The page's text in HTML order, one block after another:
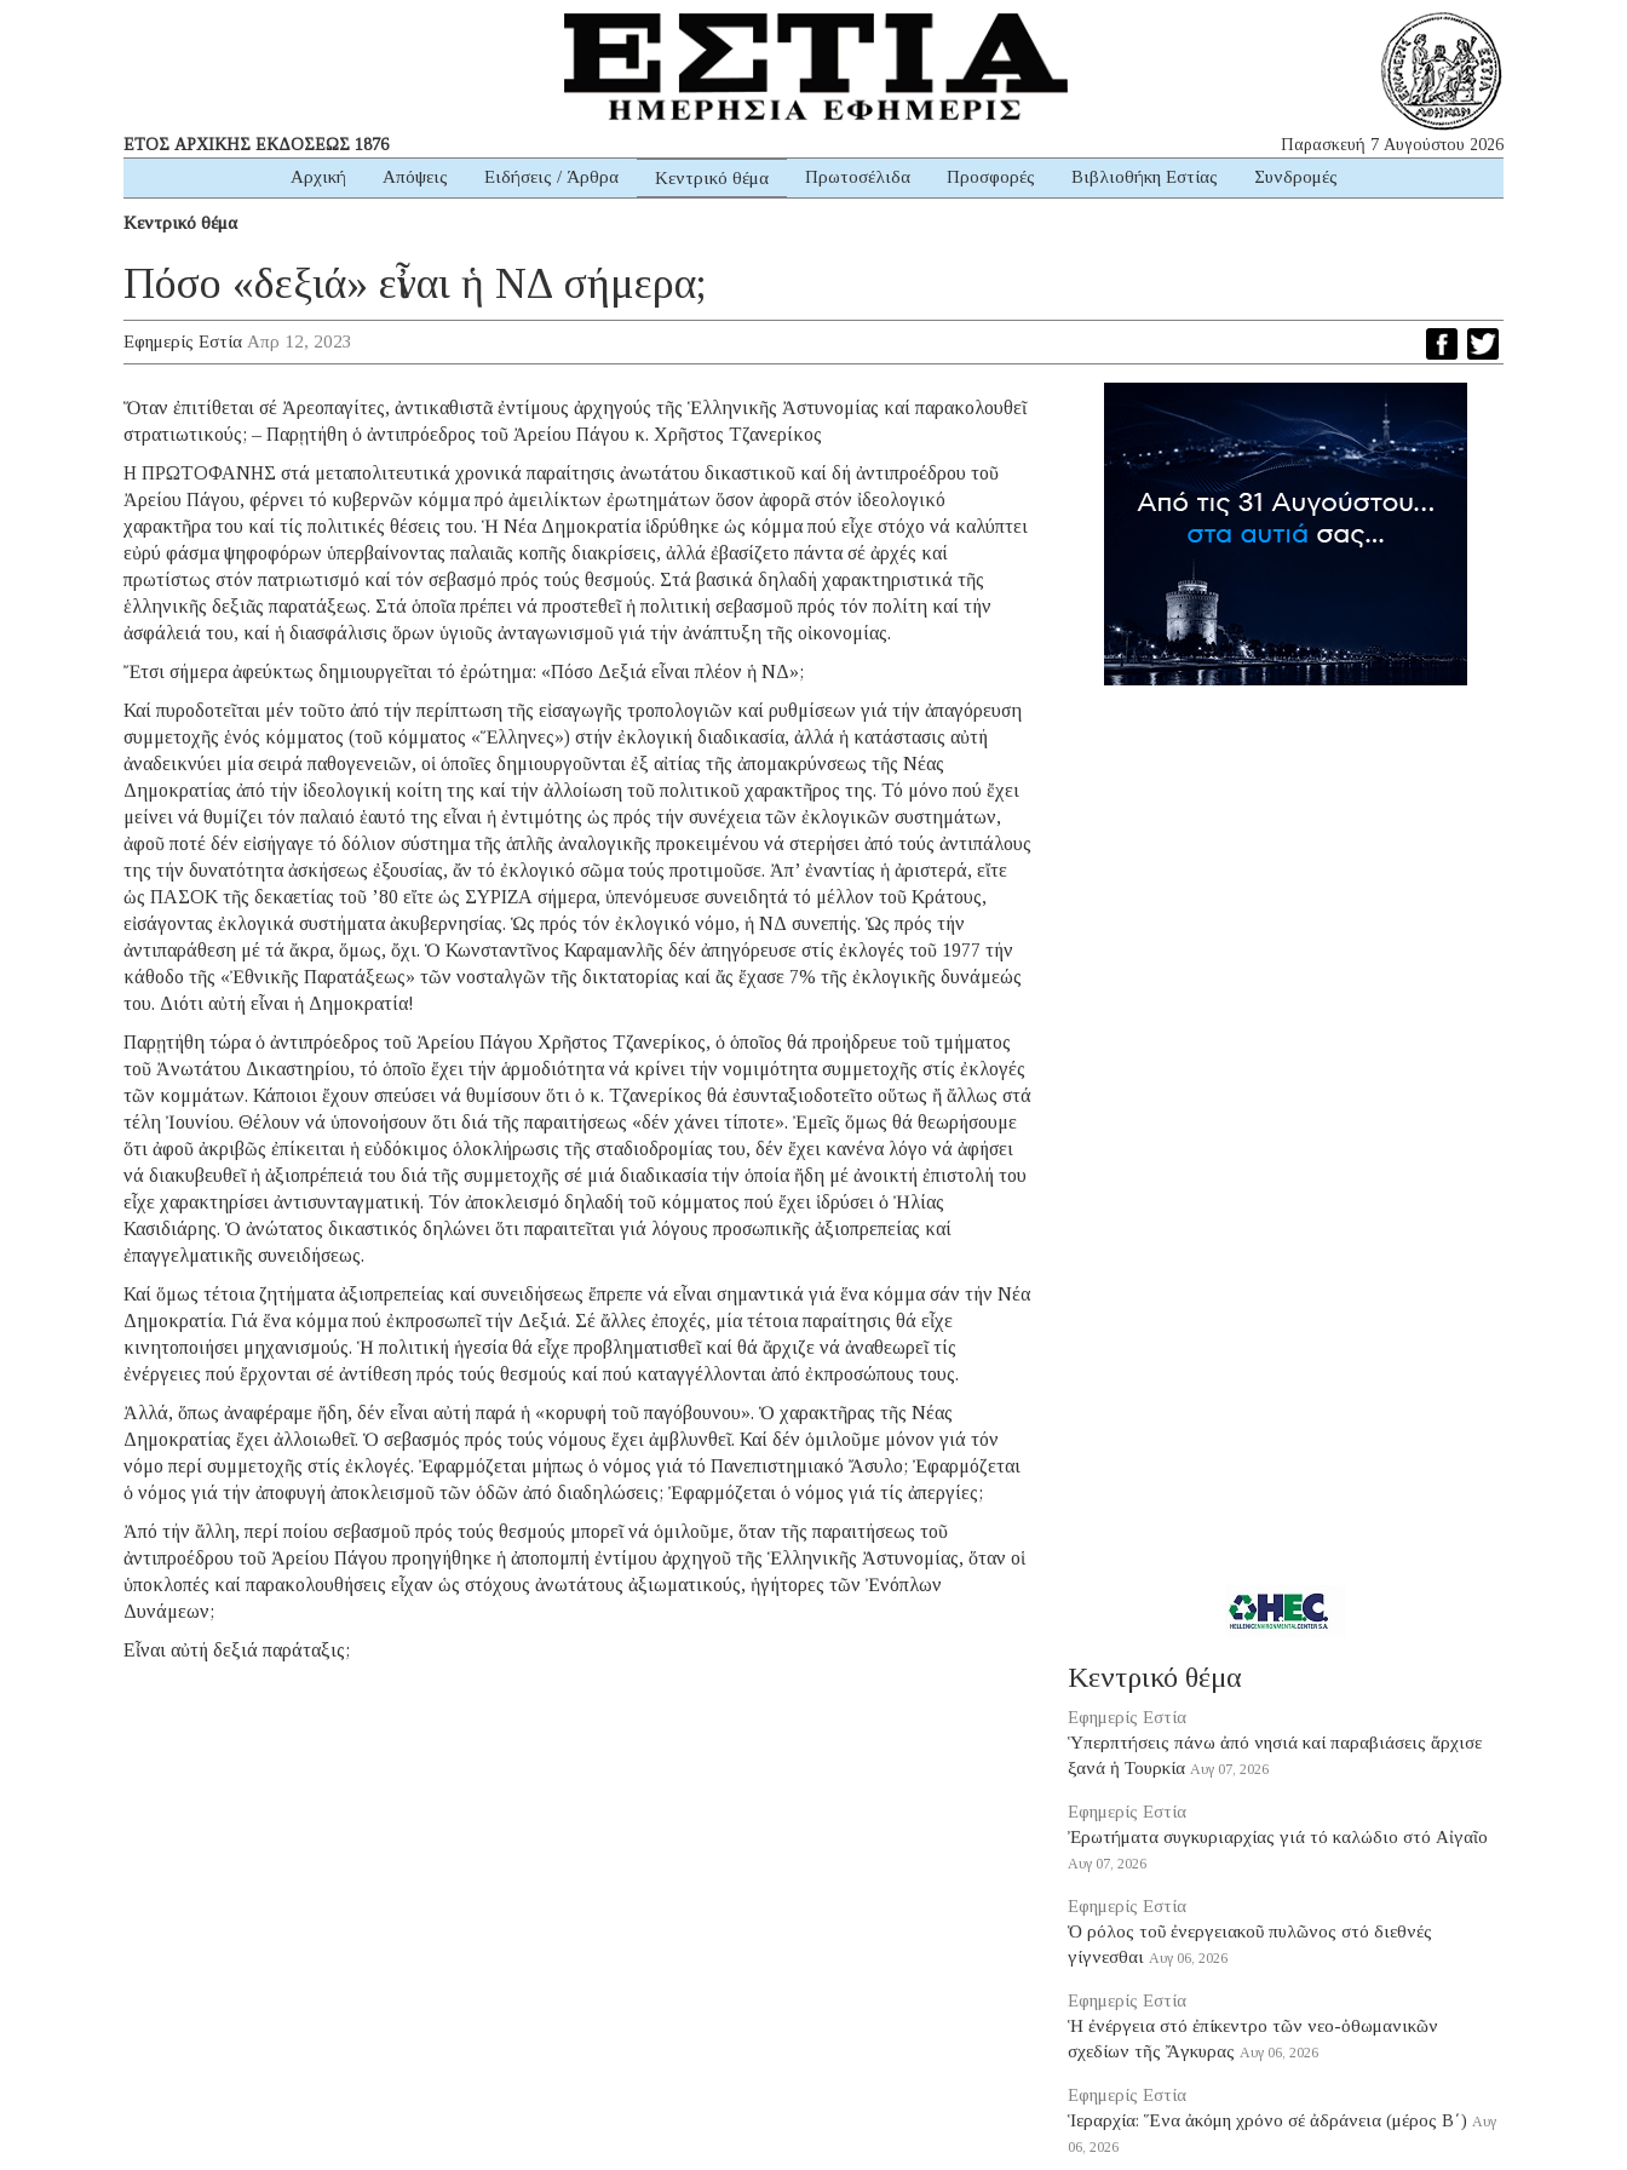
ΕΤΟΣ ΑΡΧΙΚΗΣ ΕΚΔΟΣΕΩΣ 1876 Παρασκευή 7 Αυγούστου 2026
Αρχική Απόψεις Ειδήσεις / Άρθρα Κεντρικό θέμα Πρωτοσέλιδα Προσφορές Βιβλιοθήκη Εστίας Συνδρομές
Κεντρικό θέμα
Πόσο «δεξιά» εἶναι ἡ ΝΔ σήμερα;
Εφημερίς Εστία Απρ 12, 2023
Ὅταν ἐπιτίθεται σέ Ἀρεοπαγίτες, ἀντικαθιστᾶ ἐντίμους ἀρχηγούς τῆς Ἑλληνικῆς Ἀστυνομίας καί παρακολουθεῖ
στρατιωτικούς; – Παρῃτήθη ὁ ἀντιπρόεδρος τοῦ Ἀρείου Πάγου κ. Χρῆστος Τζανερίκος
Η ΠΡΩΤΟΦΑΝΗΣ στά μεταπολιτευτικά χρονικά παραίτησις ἀνωτάτου δικαστικοῦ καί δή ἀντιπροέδρου τοῦ
Ἀρείου Πάγου, φέρνει τό κυβερνῶν κόμμα πρό ἀμειλίκτων ἐρωτημάτων ὅσον ἀφορᾶ στόν ἰδεολογικό
χαρακτῆρα του καί τίς πολιτικές θέσεις του. Ἡ Νέα Δημοκρατία ἱδρύθηκε ὡς κόμμα πού εἶχε στόχο νά καλύπτει
εὐρύ φάσμα ψηφοφόρων ὑπερβαίνοντας παλαιᾶς κοπῆς διακρίσεις, ἀλλά ἐβασίζετο πάντα σέ ἀρχές καί
πρωτίστως στόν πατριωτισμό καί τόν σεβασμό πρός τούς θεσμούς. Στά βασικά δηλαδή χαρακτηριστικά τῆς
ἑλληνικῆς δεξιᾶς παρατάξεως. Στά ὁποῖα πρέπει νά προστεθεῖ ἡ πολιτική σεβασμοῦ πρός τόν πολίτη καί τήν
ἀσφάλειά του, καί ἡ διασφάλισις ὅρων ὑγιοῦς ἀνταγωνισμοῦ γιά τήν ἀνάπτυξη τῆς οἰκονομίας.
Ἔτσι σήμερα ἀφεύκτως δημιουργεῖται τό ἐρώτημα: «Πόσο Δεξιά εἶναι πλέον ἡ ΝΔ»;
Καί πυροδοτεῖται μέν τοῦτο ἀπό τήν περίπτωση τῆς εἰσαγωγῆς τροπολογιῶν καί ρυθμίσεων γιά τήν ἀπαγόρευση
συμμετοχῆς ἑνός κόμματος (τοῦ κόμματος «Ἕλληνες») στήν ἐκλογική διαδικασία, ἀλλά ἡ κατάστασις αὐτή
ἀναδεικνύει μία σειρά παθογενειῶν, οἱ ὁποῖες δημιουργοῦνται ἐξ αἰτίας τῆς ἀπομακρύνσεως τῆς Νέας
Δημοκρατίας ἀπό τήν ἰδεολογική κοίτη της καί τήν ἀλλοίωση τοῦ πολιτικοῦ χαρακτῆρος της. Τό μόνο πού ἔχει
μείνει νά θυμίζει τόν παλαιό ἑαυτό της εἶναι ἡ ἐντιμότης ὡς πρός τήν συνέχεια τῶν ἐκλογικῶν συστημάτων,
ἀφοῦ ποτέ δέν εἰσήγαγε τό δόλιον σύστημα τῆς ἁπλῆς ἀναλογικῆς προκειμένου νά στερήσει ἀπό τούς ἀντιπάλους
της τήν δυνατότητα ἀσκήσεως ἐξουσίας, ἄν τό ἐκλογικό σῶμα τούς προτιμοῦσε. Ἀπ’ ἐναντίας ἡ ἀριστερά, εἴτε
ὡς ΠΑΣΟΚ τῆς δεκαετίας τοῦ ’80 εἴτε ὡς ΣΥΡΙΖΑ σήμερα, ὑπενόμευσε συνειδητά τό μέλλον τοῦ Κράτους,
εἰσάγοντας ἐκλογικά συστήματα ἀκυβερνησίας. Ὡς πρός τόν ἐκλογικό νόμο, ἡ ΝΔ συνεπής. Ὡς πρός τήν
ἀντιπαράθεση μέ τά ἄκρα, ὅμως, ὄχι. Ὁ Κωνσταντῖνος Καραμανλῆς δέν ἀπηγόρευσε στίς ἐκλογές τοῦ 1977 τήν
κάθοδο τῆς «Ἐθνικῆς Παρατάξεως» τῶν νοσταλγῶν τῆς δικτατορίας καί ἄς ἔχασε 7% τῆς ἐκλογικῆς δυνάμεώς
του. Διότι αὐτή εἶναι ἡ Δημοκρατία!
Παρῃτήθη τώρα ὁ ἀντιπρόεδρος τοῦ Ἀρείου Πάγου Χρῆστος Τζανερίκος, ὁ ὁποῖος θά προήδρευε τοῦ τμήματος
τοῦ Ἀνωτάτου Δικαστηρίου, τό ὁποῖο ἔχει τήν ἁρμοδιότητα νά κρίνει τήν νομιμότητα συμμετοχῆς στίς ἐκλογές
τῶν κομμάτων. Κάποιοι ἔχουν σπεύσει νά θυμίσουν ὅτι ὁ κ. Τζανερίκος θά ἐσυνταξιοδοτεῖτο οὕτως ἤ ἄλλως στά
τέλη Ἰουνίου. Θέλουν νά ὑπονοήσουν ὅτι διά τῆς παραιτήσεως «δέν χάνει τίποτε». Ἐμεῖς ὅμως θά θεωρήσουμε
ὅτι ἀφοῦ ἀκριβῶς ἐπίκειται ἡ εὐδόκιμος ὁλοκλήρωσις τῆς σταδιοδρομίας του, δέν ἔχει κανένα λόγο νά ἀφήσει
νά διακυβευθεῖ ἡ ἀξιοπρέπειά του διά τῆς συμμετοχῆς σέ μιά διαδικασία τήν ὁποία ἤδη μέ ἀνοικτή ἐπιστολή του
εἶχε χαρακτηρίσει ἀντισυνταγματική. Τόν ἀποκλεισμό δηλαδή τοῦ κόμματος πού ἔχει ἱδρύσει ὁ Ἠλίας
Κασιδιάρης. Ὁ ἀνώτατος δικαστικός δηλώνει ὅτι παραιτεῖται γιά λόγους προσωπικῆς ἀξιοπρεπείας καί
ἐπαγγελματικῆς συνειδήσεως.
Καί ὅμως τέτοια ζητήματα ἀξιοπρεπείας καί συνειδήσεως ἔπρεπε νά εἶναι σημαντικά γιά ἕνα κόμμα σάν τήν Νέα
Δημοκρατία. Γιά ἕνα κόμμα πού ἐκπροσωπεῖ τήν Δεξιά. Σέ ἄλλες ἐποχές, μία τέτοια παραίτησις θά εἶχε
κινητοποιήσει μηχανισμούς. Ἡ πολιτική ἡγεσία θά εἶχε προβληματισθεῖ καί θά ἄρχιζε νά ἀναθεωρεῖ τίς
ἐνέργειες πού ἔρχονται σέ ἀντίθεση πρός τούς θεσμούς καί πού καταγγέλλονται ἀπό ἐκπροσώπους τους.
Ἀλλά, ὅπως ἀναφέραμε ἤδη, δέν εἶναι αὐτή παρά ἡ «κορυφή τοῦ παγόβουνου». Ὁ χαρακτῆρας τῆς Νέας
Δημοκρατίας ἔχει ἀλλοιωθεῖ. Ὁ σεβασμός πρός τούς νόμους ἔχει ἀμβλυνθεῖ. Καί δέν ὁμιλοῦμε μόνον γιά τόν
νόμο περί συμμετοχῆς στίς ἐκλογές. Ἐφαρμόζεται μήπως ὁ νόμος γιά τό Πανεπιστημιακό Ἄσυλο; Ἐφαρμόζεται
ὁ νόμος γιά τήν ἀποφυγή ἀποκλεισμοῦ τῶν ὁδῶν ἀπό διαδηλώσεις; Ἐφαρμόζεται ὁ νόμος γιά τίς ἀπεργίες;
Ἀπό τήν ἄλλη, περί ποίου σεβασμοῦ πρός τούς θεσμούς μπορεῖ νά ὁμιλοῦμε, ὅταν τῆς παραιτήσεως τοῦ
ἀντιπροέδρου τοῦ Ἀρείου Πάγου προηγήθηκε ἡ ἀποπομπή ἐντίμου ἀρχηγοῦ τῆς Ἑλληνικῆς Ἀστυνομίας, ὅταν οἱ
ὑποκλοπές καί παρακολουθήσεις εἶχαν ὡς στόχους ἀνωτάτους ἀξιωματικούς, ἡγήτορες τῶν Ἐνόπλων
Δυνάμεων;
Εἶναι αὐτή δεξιά παράταξις;
Κεντρικό θέμα
Εφημερίς Εστία
Ὑπερπτήσεις πάνω ἀπό νησιά καί παραβιάσεις ἄρχισε
ξανά ἡ Τουρκία Αυγ 07, 2026
Εφημερίς Εστία
Ἐρωτήματα συγκυριαρχίας γιά τό καλώδιο στό Αἰγαῖο
Αυγ 07, 2026
Εφημερίς Εστία
Ὁ ρόλος τοῦ ἐνεργειακοῦ πυλῶνος στό διεθνές
γίγνεσθαι Αυγ 06, 2026
Εφημερίς Εστία
Ἡ ἐνέργεια στό ἐπίκεντρο τῶν νεο-ὀθωμανικῶν
σχεδίων τῆς Ἄγκυρας Αυγ 06, 2026
Εφημερίς Εστία
Ἱεραρχία: Ἕνα ἀκόμη χρόνο σέ ἀδράνεια (μέρος B΄) Αυγ
06, 2026